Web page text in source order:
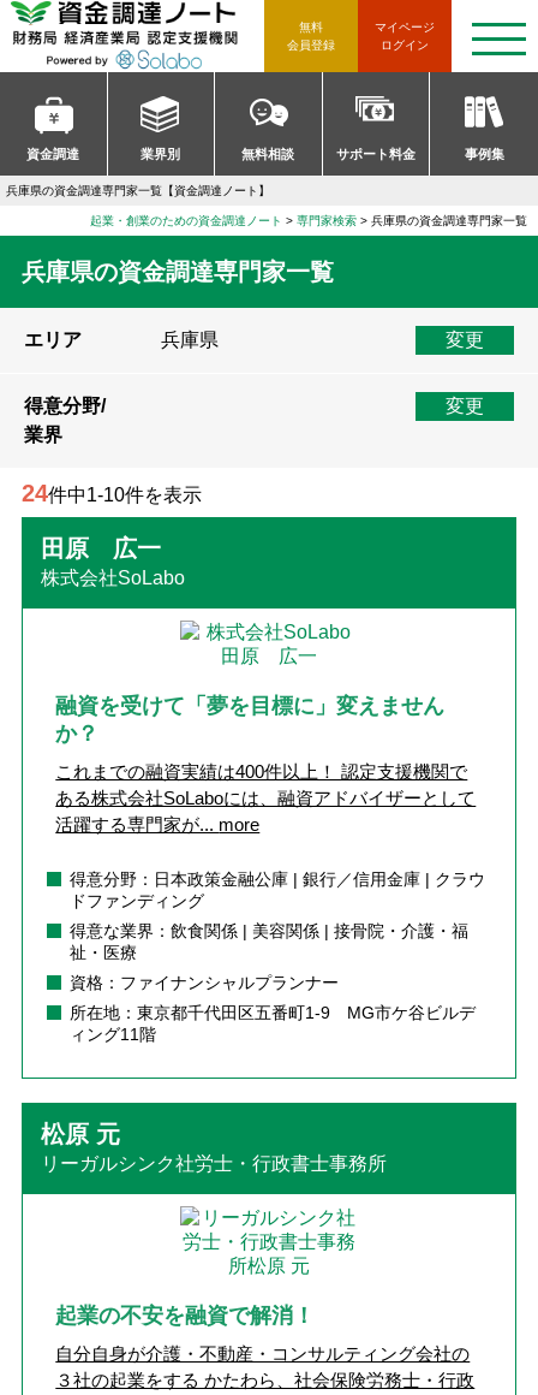
マイページ
ログイン
無料
会員登録
資金調達 業界別 無料相談 サポート料金 事例集
t
o
g
l
e
n
a
g
a
n
兵庫県の資金調達専門家一覧【資金調達ノート】
起業・創業のための資金調達ノート >専門家検索 >兵庫県の資金調達専門家一覧
兵庫県の資金調達専門家一覧
エリア 兵庫県 変更
得意分野/
業界
変更
24件中1-10件を表示
田原 広一
株式会社SoLabo
融資を受けて「夢を目標に」変えません
か？
これまでの融資実績は400件以上！ 認定支援機関で
ある株式会社SoLaboには、融資アドバイザーとして
活躍する専門家が... more
得意分野：日本政策金融公庫 | 銀行／信用金庫 | クラウ
ドファンディング
得意な業界：飲食関係 | 美容関係 | 接骨院・介護・福
祉・医療
資格：ファイナンシャルプランナー
所在地：東京都千代田区五番町1-9 MG市ケ谷ビルデ
ィング11階
松原 元
リーガルシンク社労士・行政書士事務所
起業の不安を融資で解消！
自分自身が介護・不動産・コンサルティング会社の
３社の起業をする かたわら、社会保険労務士・行政